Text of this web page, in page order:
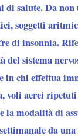
di salute. Danon
soggetti
di insonnia.
sistema
in chi effettua
voli aerei
la modalità di
da